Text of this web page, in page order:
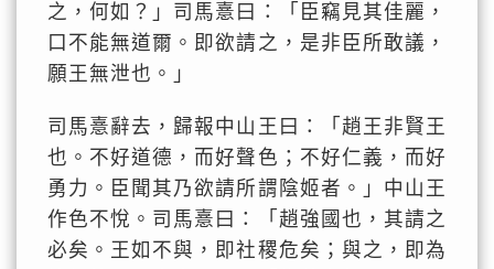
之，何如？」司馬憙曰：「臣竊見其佳麗，
口不能無道爾。即欲請之，是非臣所敢議，
願王無泄也。」
司馬憙辭去，歸報中山王曰：「趙王非賢王
也。不好道德，而好聲色；不好仁義，而好
勇力。臣聞其乃欲請所謂陰姬者。」中山王
作色不悅。司馬憙曰：「趙強國也，其請之
必矣。王如不與，即社稷危矣；與之，即為